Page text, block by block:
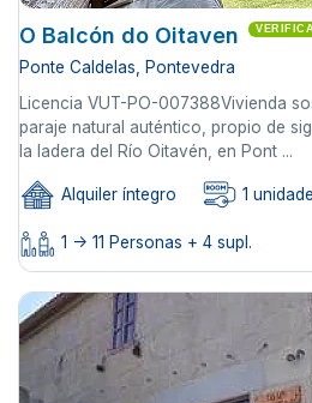
O Balcón do Oitaven
Ponte Caldelas, Pontevedra
Licencia VUT-PO-007388Vivienda
paraje natural auténtico, propio de
la ladera del Río Oitavén, en Pont ...
Alquiler íntegro 1
1 -> 11 Personas + 4 supl.